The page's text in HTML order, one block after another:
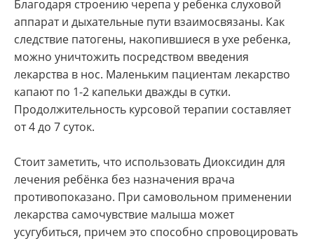
Благодаря строению черепа у ребенка слуховой
аппарат и дыхательные пути взаимосвязаны. Как
следствие патогены, накопившиеся в ухе ребенка,
можно уничтожить посредством введения
лекарства в нос. Маленьким пациентам лекарство
капают по 1-2 капельки дважды в сутки.
Продолжительность курсовой терапии составляет
от 4 до 7 суток.
Стоит заметить, что использовать Диоксидин для
лечения ребёнка без назначения врача
противопоказано. При самовольном применении
лекарства самочувствие малыша может
усугубиться, причем это способно спровоцировать